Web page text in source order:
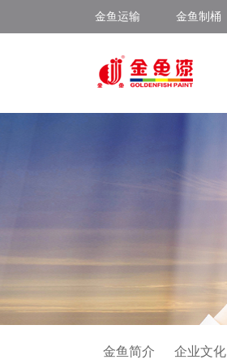
金鱼运输 金鱼制桶
金鱼简介 企业文化